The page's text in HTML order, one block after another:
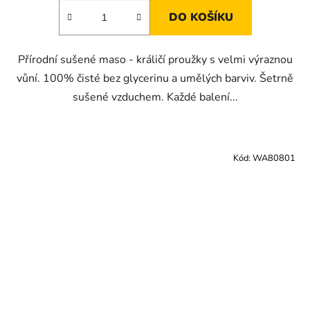
DO KOŠÍKU
Přírodní sušené maso - králičí proužky s velmi výraznou
vůní. 100% čisté bez glycerinu a umělých barviv. Šetrně
sušené vzduchem. Každé balení...
Kód: WA80801